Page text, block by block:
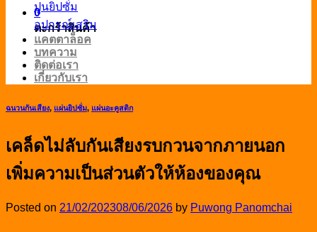
0
ตะกร้าสินค้า
ปูนยิปซั่ม
อุปกรณ์เสริม
แคตตาล็อค
บทความ
ติดต่อเรา
เกี่ยวกับเรา
ฉนวนกันเสียง, แผ่นยิปซั่ม, แผ่นอะคูสติก
เคล็ดไม่ลับกันเสียงรบกวนจากภายนอก
เพิ่มความเป็นส่วนตัวให้ห้องของคุณ
Posted on 21/02/202308/06/2026 by Puwong Panomchai